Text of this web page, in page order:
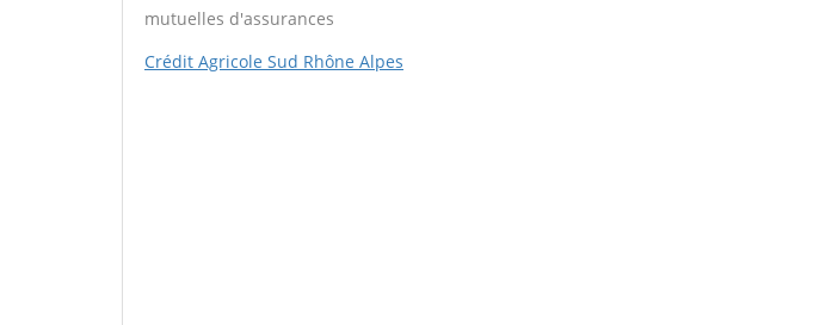
mutuelles d'assurances
Crédit Agricole Sud Rhône Alpes